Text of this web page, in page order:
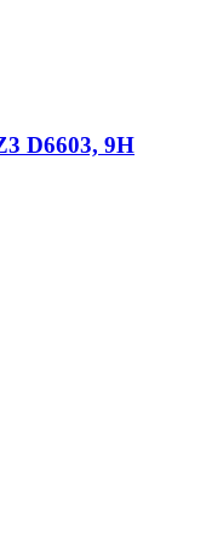
D6603, 9H